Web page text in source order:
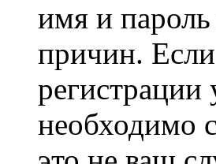
имя и
причин.
регистрации
необходимо